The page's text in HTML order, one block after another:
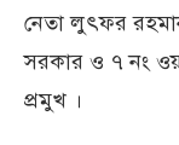
নেতা লুৎফর
সরকার ও ৭ নং
প্রমুখ ।